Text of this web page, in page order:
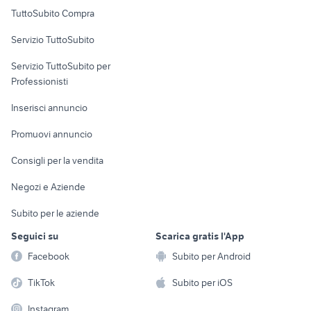
Informatica
Console e
Fotografia
Telefonia
Biciclette
TuttoSubito Compra
Servizio TuttoSubito
Servizio TuttoSubito per
Professionisti
Inserisci annuncio
Promuovi annuncio
Consigli per la vendita
Negozi e Aziende
Subito per le aziende
Seguici su
Facebook
TikTok
Scarica gratis l'App
Subito per Android
Subito per iOS